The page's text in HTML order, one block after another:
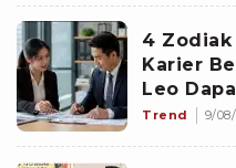
4 Zodiak
Karier
Leo
Makin
Trend 9/